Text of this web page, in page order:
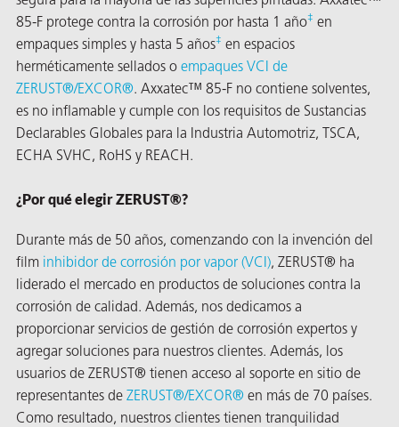
85-F protege contra la corrosión por hasta 1 año‡ en
empaques simples y hasta 5 años‡ en espacios
herméticamente sellados o empaques VCI de
ZERUST®/EXCOR®. Axxatec™ 85-F no contiene solventes,
es no inflamable y cumple con los requisitos de Sustancias
Declarables Globales para la Industria Automotriz, TSCA,
ECHA SVHC, RoHS y REACH.
¿Por qué elegir ZERUST®?
Durante más de 50 años, comenzando con la invención del
film inhibidor de corrosión por vapor (VCI), ZERUST® ha
liderado el mercado en productos de soluciones contra la
corrosión de calidad. Además, nos dedicamos a
proporcionar servicios de gestión de corrosión expertos y
agregar soluciones para nuestros clientes. Además, los
usuarios de ZERUST® tienen acceso al soporte en sitio de
representantes de ZERUST®/EXCOR® en más de 70 países.
Como resultado, nuestros clientes tienen tranquilidad